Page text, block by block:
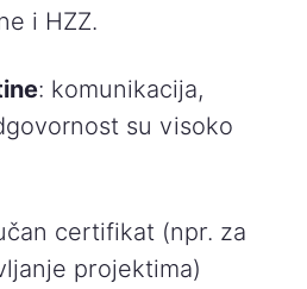
i HZZ.
: komunikacija,
su visoko
certifikat (npr. za
projektima)